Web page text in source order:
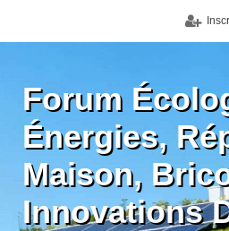
Forum
Énergies,
Maison,
Innovations